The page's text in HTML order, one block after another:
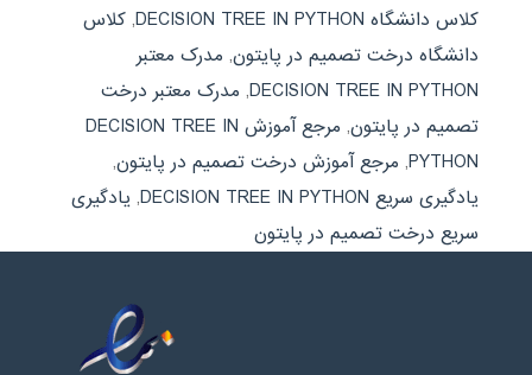
کلاس دانشگاه DECISION TREE IN PYTHON
, کلاس
دانشگاه درخت تصمیم در پایتون, مدرک معتبر
DECISION TREE IN PYTHON
, مدرک معتبر درخت
تصمیم در پایتون,
مرجع آموزش DECISION TREE IN
PYTHON
, مرجع آموزش درخت تصمیم در پایتون,
یادگیری سریع DECISION TREE IN PYTHON
, یادگیری
سریع درخت تصمیم در پایتون